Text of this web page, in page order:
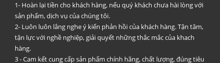
1- Hoàn lại tiền cho khách hàng, nếu quý khách chưa hài lòng với
sản phẩm, dịch vụ của chúng tôi.
2- Luôn luôn lắng nghe ý kiến phản hồi của khách hàng. Tận tâm,
tận lực với nghề nghiệp, giải quyết những thắc mắc của khach
hàng.
3 - Cam kết cung cấp sản phẩm chính hãng, chất lượng, đúng tiêu